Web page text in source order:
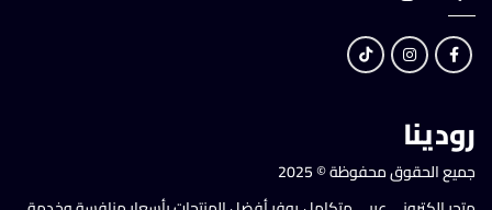
رودينا
جميع الحقوق محفوظة © 2025